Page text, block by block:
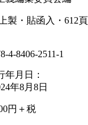
製・貼函入・612頁
4-8406-2511-1
年月日：
年8月8日
円＋税